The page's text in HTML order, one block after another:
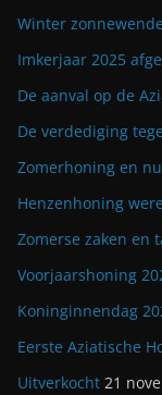
Winter zonnewende
Imkerjaar 2025
De aanval op de
De verdediging
Zomerhoning en
Henzenhoning
Zomerse zaken en
Voorjaarshoning
Koninginnendag
Eerste Aziatische
Uitverkocht 21